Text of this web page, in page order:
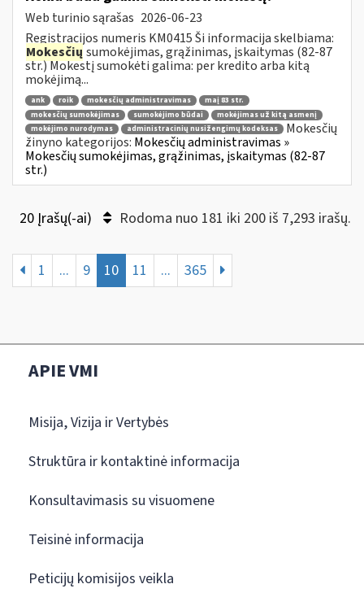
Web turinio sąrašas 2026-06-23
Registracijos numeris KM0415 Ši informacija skelbiama:
Mokesčių sumokėjimas, grąžinimas, įskaitymas (82-87
str.) Mokestį sumokėti galima: per kredito arba kitą
mokėjimą...
ank roik mokesčių administravimas
maį 83 str.
mokesčių sumokėjimas
sumokėjimo būdai
mokėjimas už kitą asmenį
mokėjimo nurodymas
administracinių nusižengimų kodeksas
Mokesčių
žinyno kategorijos: Mokesčių administravimas »
Mokesčių sumokėjimas, grąžinimas, įskaitymas (82-87
str.)
20 Įrašų(-ai) Rodoma nuo 181 iki 200 iš 7,293 irašų.
1 ... 9 10 11 ... 365
APIE VMI
Misija, Vizija ir Vertybės
Struktūra ir kontaktinė informacija
Konsultavimasis su visuomene
Teisinė informacija
Peticijų komisijos veikla